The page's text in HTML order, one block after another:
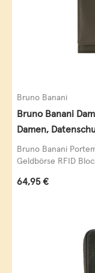
Bruno Banani
Bruno Banani
Damen,
Querformat, echt
Bruno Banani
Geldbörse RFID
Regulärer Preis:
64,95 €